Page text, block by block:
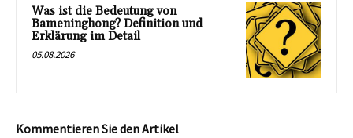
Was ist die Bedeutung von
Bameninghong? Definition und
Erklärung im Detail
05.08.2026
Kommentieren Sie den Artikel